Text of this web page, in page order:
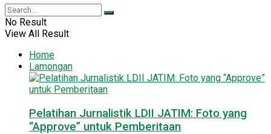
No Result
View All Result
Home
Lamongan
Pelatihan Jurnalistik LDII JATIM: Foto yang
“Approve” untuk Pemberitaan